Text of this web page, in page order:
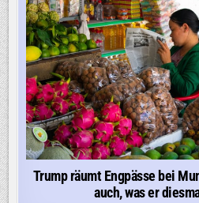
Trump räumt Engpässe bei
auch, was er